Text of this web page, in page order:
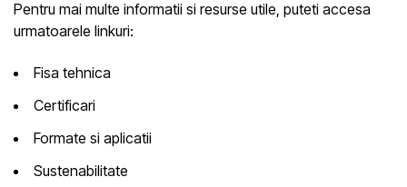
Pentru mai multe informatii si resurse utile, puteti accesa
urmatoarele linkuri:
Fisa tehnica
Certificari
Formate si aplicatii
Sustenabilitate